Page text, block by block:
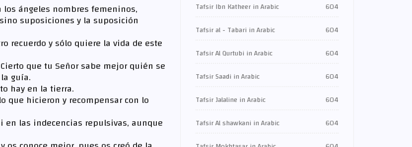
ángeles nombres femeninos,
suposiciones y la suposición
recuerdo y sólo quiere la vida de este
que tu Señor sabe mejor quién se
guía.
hay en la tierra.
que hicieron y recompensar con lo
las indecencias repulsivas, aunque
Tafsir Ibn Katheer in Arabic
604
Tafsir al - Tabari in Arabic
604
Tafsir Al Qurtubi in Arabic
604
Tafsir Saadi in Arabic
604
Tafsir Jalaline in Arabic
604
Tafsir Al shawkani in Arabic
604